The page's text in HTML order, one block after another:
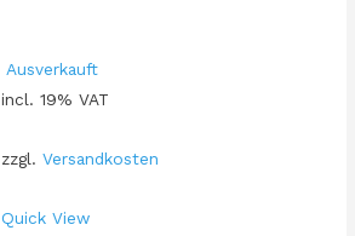
Ausverkauft
incl. 19% VAT
zzgl. Versandkosten
Quick View